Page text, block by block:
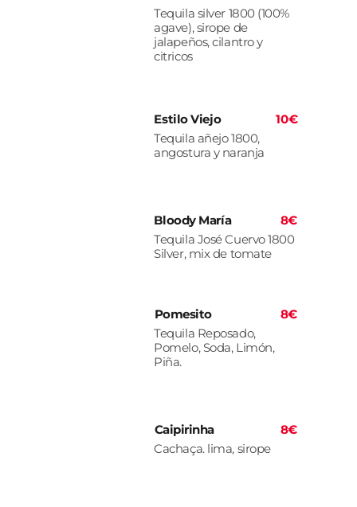
Tequila silver 1800 (100%
agave), sirope de
jalapeños, cilantro y
citricos
Estilo Viejo
10€
Tequila añejo 1800,
angostura y naranja
Bloody María
8€
Tequila José Cuervo 1800
Silver, mix de tomate
Pomesito
8€
Tequila Reposado,
Pomelo, Soda, Limón,
Piña.
Caipirinha
8€
Cachaça. lima, sirope